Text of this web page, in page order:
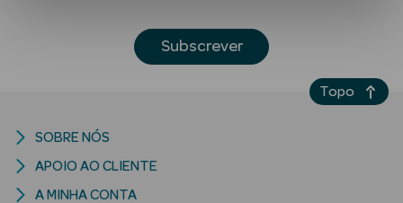
Ver Tudo
Solares
Subscrever
SOBRE NÓS
APOIO AO CLIENTE
A MINHA CONTA
Topo